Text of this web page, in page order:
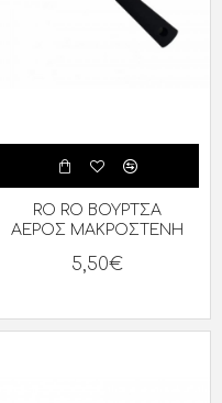
RO RO ΒΟΥΡΤΣΑ
ΑΕΡΟΣ ΜΑΚΡΟΣΤΕΝΗ
5,50€